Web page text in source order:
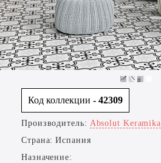
Код коллекции - 42309
Производитель: Absolut Keramika
Страна: Испания
Назначение: